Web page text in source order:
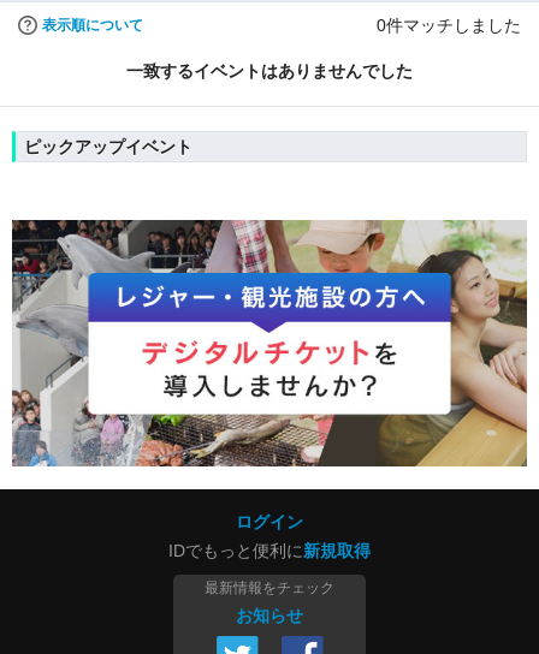
表示順について 0件マッチしました
一致するイベントはありませんでした
ピックアップイベント
ログイン
IDでもっと便利に新規取得
最新情報をチェック
お知らせ